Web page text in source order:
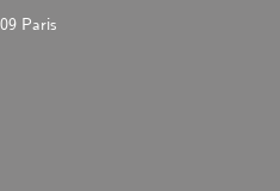
Paris((abre numa nova janela))